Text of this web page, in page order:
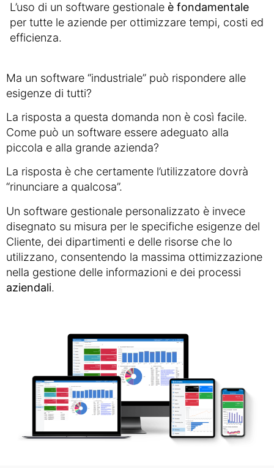
L’uso di un software gestionale è fondamentale
per tutte le aziende per ottimizzare tempi, costi ed
efficienza.
Ma un software “industriale” può rispondere alle
esigenze di tutti?
La risposta a questa domanda non è così facile.
Come può un software essere adeguato alla
piccola e alla grande azienda?
La risposta è che certamente l’utilizzatore dovrà
“rinunciare a qualcosa”.
Un software gestionale personalizzato è invece
disegnato su misura per le specifiche esigenze del
Cliente, dei dipartimenti e delle risorse che lo
utilizzano, consentendo la massima ottimizzazione
nella gestione delle informazioni e dei processi
aziendali.